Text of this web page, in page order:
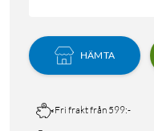
HÄMTA
Fri frakt från 599:-